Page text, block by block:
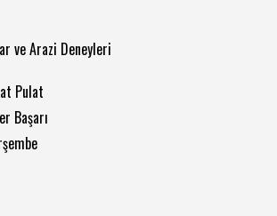
ve Arazi Deneyleri
Pulat
Başarı